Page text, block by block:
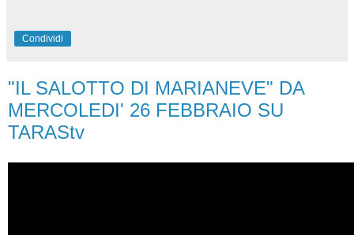
Condividi
"IL SALOTTO DI MARIANEVE" DA
MERCOLEDI' 26 FEBBRAIO SU
TARAStv